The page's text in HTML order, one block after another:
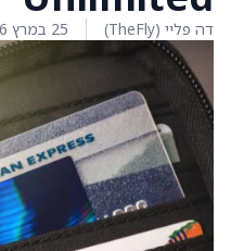
דה פליי (TheFly) 25 במרץ 2026